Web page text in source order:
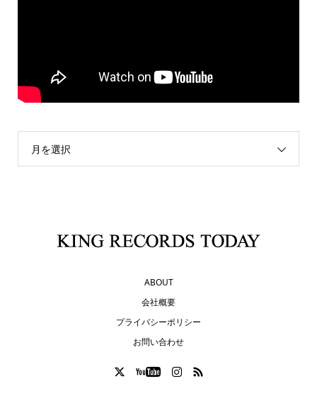
月を選択
ABOUT
会社概要
プライバシーポリシー
お問い合わせ